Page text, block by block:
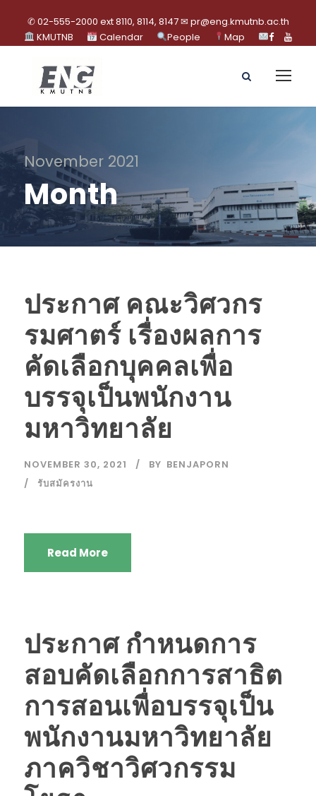
✆ 02-555-2000 ext 8110, 8114, 8147 ✉ pr@eng.kmutnb.ac.th
KMUTNB
Calendar People Map
November 2021
Month
ประกาศ คณะวิศวกร
รมศาตร์ เรื่องผลการ
คัดเลือกบุคคลเพื่อ
บรรจุเป็นพนักงาน
มหาวิทยาลัย
NOVEMBER 30, 2021 BY BENJAPORN
รับสมัครงาน
Read More
ประกาศ กำหนดการ
สอบคัดเลือกการสาธิต
การสอนเพื่อบรรจุเป็น
พนักงานมหาวิทยาลัย
ภาควิชาวิศวกรรม